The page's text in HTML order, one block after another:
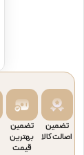
تضمین
اصالت کالا
تضمین
بهترین
قیمت